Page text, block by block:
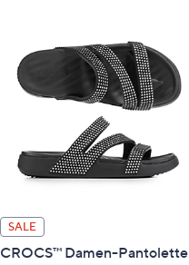
SALE
CROCS™ Damen-Pantolette